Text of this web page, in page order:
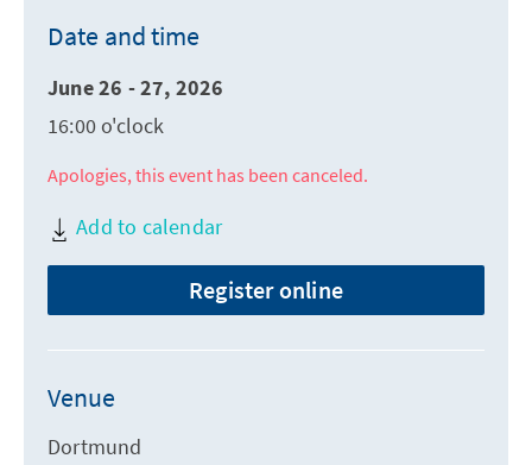
Date and time
June 26 - 27, 2026
16:00 o'clock
Apologies, this event has been canceled.
Add to calendar
Register online
Venue
Dortmund